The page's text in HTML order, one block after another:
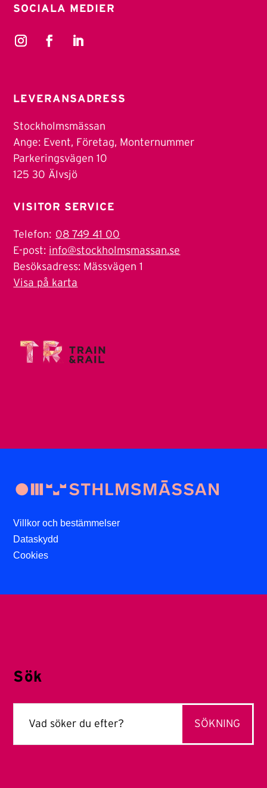
SOCIALA MEDIER
LEVERANSADRESS
Stockholmsmässan
Ange: Event, Företag, Monternummer
Parkeringsvägen 10
125 30 Älvsjö
VISITOR SERVICE
Telefon: 08 749 41 00
E-post: info@stockholmsmassan.se
Besöksadress: Mässvägen 1
Visa på karta
Villkor och bestämmelser
Dataskydd
Cookies
Sök
efter: